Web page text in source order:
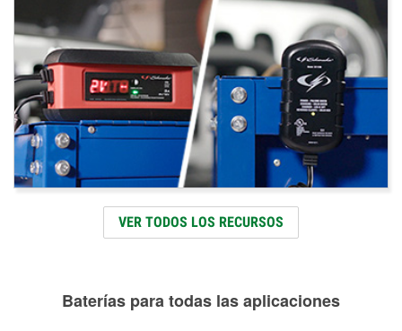
VER TODOS LOS RECURSOS
Baterías para todas las aplicaciones